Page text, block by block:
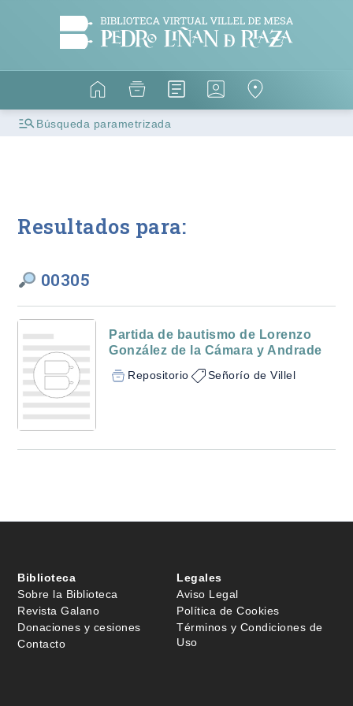
Búsqueda parametrizada
Resultados para:
00305
Partida de bautismo de Lorenzo
González de la Cámara y Andrade
Repositorio Señorío de Villel
Biblioteca
Sobre la Biblioteca
Revista Galano
Donaciones y cesiones
Contacto
Legales
Aviso Legal
Política de Cookies
Términos y Condiciones de
Uso